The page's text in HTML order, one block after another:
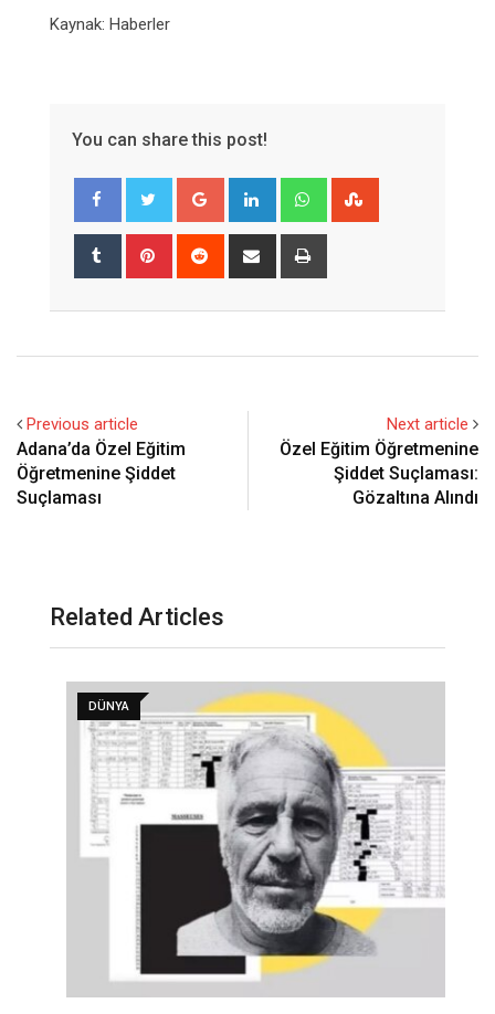
Kaynak: Haberler
You can share this post!
Google+ LinkedIn Whatsapp
Tumblr Pinterest Reddit
Share
Previous article
Adana’da Özel Eğitim
Öğretmenine Şiddet
Suçlaması
Next article
Özel Eğitim Öğretmenine
Şiddet Suçlaması:
Gözaltına Alındı
Related Articles
DÜNYA